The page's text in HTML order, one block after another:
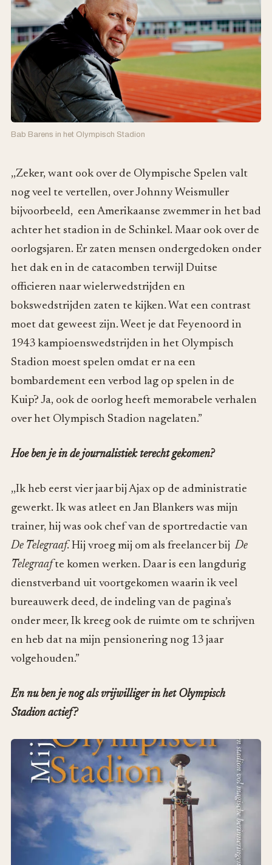
Bab Barens in het Olympisch Stadion
,,Zeker, want ook over de Olympische Spelen valt
nog veel te vertellen, over Johnny Weismuller
bijvoorbeeld, een Amerikaanse zwemmer in het bad
achter het stadion in de Schinkel. Maar ook over de
oorlogsjaren. Er zaten mensen ondergedoken onder
het dak en in de catacomben terwijl Duitse
officieren naar wielerwedstrijden en
bokswedstrijden zaten te kijken. Wat een contrast
moet dat geweest zijn. Weet je dat Feyenoord in
1943 kampioenswedstrijden in het Olympisch
Stadion moest spelen omdat er na een
bombardement een verbod lag op spelen in de
Kuip? Ja, ook de oorlog heeft memorabele verhalen
over het Olympisch Stadion nagelaten.”
Hoe ben je in de journalistiek terecht gekomen?
,,Ik heb eerst vier jaar bij Ajax op de administratie
gewerkt. Ik was atleet en Jan Blankers was mijn
trainer, hij was ook chef van de sportredactie van
De Telegraaf. Hij vroeg mij om als freelancer bijDe
Telegraafte komen werken. Daar is een langdurig
dienstverband uit voortgekomen waarin ik veel
bureauwerk deed, de indeling van de pagina’s
onder meer, Ik kreeg ook de ruimte om te schrijven
en heb dat na mijn pensionering nog 13 jaar
volgehouden.”
En nu ben je nog als vrijwilliger in het Olympisch
Stadion actief?